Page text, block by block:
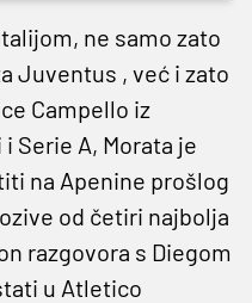
ne samo zato
Juventus , već i zato
Campello iz
Serie A, Morata je
na Apenine prošlog
od četiri najbolja
razgovora s Diegom
u Atletico